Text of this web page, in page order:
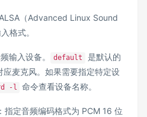
（Advanced Linux Sound
格式。
输入设备。 default
是默认的
应麦克风。如果需要指定特定设
-l 命令查看设备名称。
：指定音频编码格式为 PCM 16 位